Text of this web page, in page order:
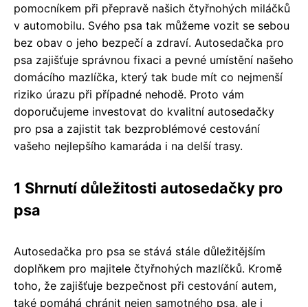
pomocníkem při přepravě našich čtyřnohých miláčků
v automobilu. Svého psa tak můžeme vozit se sebou
bez obav o jeho bezpečí a zdraví. Autosedačka pro
psa zajišťuje správnou fixaci a pevné umístění našeho
domácího mazlíčka, který tak bude mít co nejmenší
riziko úrazu při případné nehodě. Proto vám
doporučujeme investovat do kvalitní autosedačky
pro psa a zajistit tak bezproblémové cestování
vašeho nejlepšího kamaráda i na delší trasy.
1 Shrnutí důležitosti autosedačky pro
psa
Autosedačka pro psa se stává stále důležitějším
doplňkem pro majitele čtyřnohých mazlíčků. Kromě
toho, že zajišťuje bezpečnost při cestování autem,
také pomáhá chránit nejen samotného psa, ale i